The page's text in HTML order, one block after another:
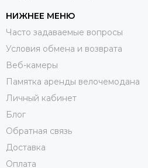
НИЖНЕЕ МЕНЮ
Часто задаваемые вопросы
Условия обмена и возврата
Веб-камеры
Памятка аренды велочемодана
Личный кабинет
Блог
Обратная связь
Доставка
Оплата